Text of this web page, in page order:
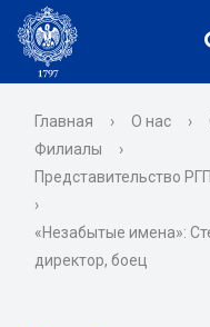
Главная › О нас ›
Филиалы
›
Представительство
›
«Незабытые имена»:
директор, боец